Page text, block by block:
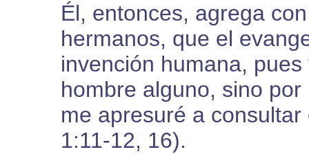
Él, entonces, agrega
hermanos, que el
invención humana,
hombre alguno, sino
me apresuré a
1:11-12, 16).